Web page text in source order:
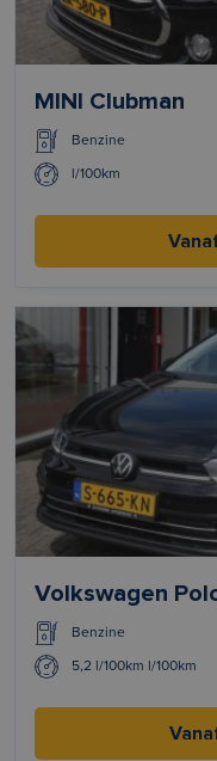
MINI Clubman
Benzine
l/100km
Volkswagen
Benzine
5,2 l/100km l/100km